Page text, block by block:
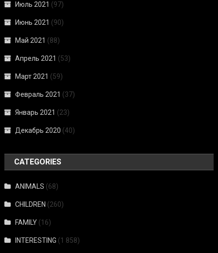
Июль 2021 (97)
Июнь 2021 (90)
Май 2021 (88)
Апрель 2021 (53)
Март 2021 (59)
Февраль 2021 (37)
Январь 2021 (23)
Декабрь 2020 (40)
CATEGORIES
ANIMALS (68)
CHILDREN (260)
FAMILY (16)
INTERESTING (1 858)